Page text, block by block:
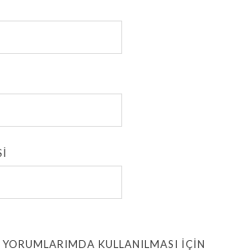
KULLANILMASI IÇIN